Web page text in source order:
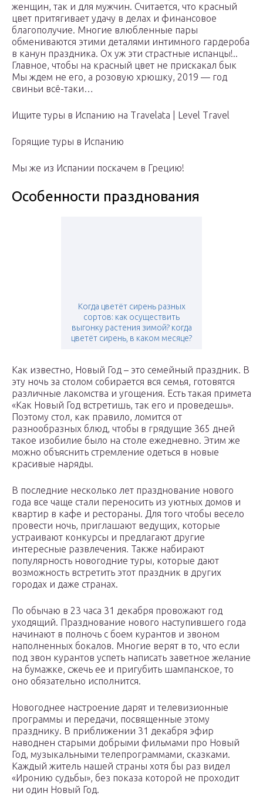
женщин, так и для мужчин. Считается, что красный
цвет притягивает удачу в делах и финансовое
благополучие. Многие влюбленные пары
обмениваются этими деталями интимного гардероба
в канун праздника. Ох уж эти страстные испанцы!..
Главное, чтобы на красный цвет не прискакал бык
Мы ждем не его, а розовую хрюшку, 2019 — год
свиньи всё-таки…
Ищите туры в Испанию на Travelata | Level Travel
Горящие туры в Испанию
Мы же из Испании поскачем в Грецию!
Особенности празднования
Когда цветёт сирень разных
сортов: как осуществить
выгонку растения зимой? когда
цветёт сирень, в каком месяце?
Как известно, Новый Год – это семейный праздник. В
эту ночь за столом собирается вся семья, готовятся
различные лакомства и угощения. Есть такая примета
«Как Новый Год встретишь, так его и проведешь».
Поэтому стол, как правило, ломится от
разнообразных блюд, чтобы в грядущие 365 дней
такое изобилие было на столе ежедневно. Этим же
можно объяснить стремление одеться в новые
красивые наряды.
В последние несколько лет празднование нового
года все чаще стали переносить из уютных домов и
квартир в кафе и рестораны. Для того чтобы весело
провести ночь, приглашают ведущих, которые
устраивают конкурсы и предлагают другие
интересные развлечения. Также набирают
популярность новогодние туры, которые дают
возможность встретить этот праздник в других
городах и даже странах.
По обычаю в 23 часа 31 декабря провожают год
уходящий. Празднование нового наступившего года
начинают в полночь с боем курантов и звоном
наполненных бокалов. Многие верят в то, что если
под звон курантов успеть написать заветное желание
на бумажке, сжечь ее и пригубить шампанское, то
оно обязательно исполнится.
Новогоднее настроение дарят и телевизионные
программы и передачи, посвященные этому
празднику. В приближении 31 декабря эфир
наводнен старыми добрыми фильмами про Новый
Год, музыкальными телепрограммами, сказками.
Каждый житель нашей страны хотя бы раз видел
«Иронию судьбы», без показа которой не проходит
ни один Новый Год.